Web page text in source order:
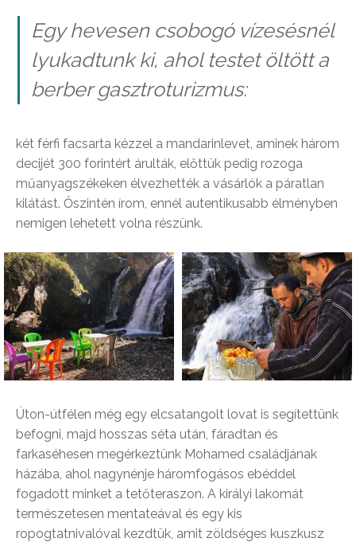
Egy hevesen csobogó vízesésnél
lyukadtunk ki, ahol testet öltött a
berber gasztroturizmus:
két férfi facsarta kézzel a mandarinlevet, aminek három
decijét 300 forintért árulták, előttük pedig rozoga
műanyagszékeken élvezhették a vásárlók a páratlan
kilátást. Őszintén írom, ennél autentikusabb élményben
nemigen lehetett volna részünk.
Úton-útfélen még egy elcsatangolt lovat is segítettünk
befogni, majd hosszas séta után, fáradtan és
farkaséhesen megérkeztünk Mohamed családjának
házába, ahol nagynénje háromfogásos ebéddel
fogadott minket a tetőteraszon. A királyi lakomát
természetesen mentateával és egy kis
ropogtatnivalóval kezdtük, amit zöldséges kuszkusz